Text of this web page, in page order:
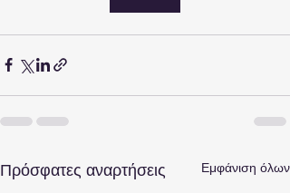
Πρόσφατες αναρτήσεις Εμφάνιση όλων